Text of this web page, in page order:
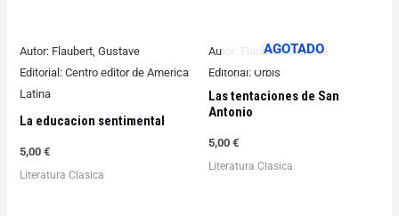
Autor: Flaubert, Gustave
Editorial: Centro editor de America
Latina
La educacion sentimental
5,00€
Literatura Clasica
AGOTADO
Autor:
Flaubert, Gustave
Editorial: Orbis
Las tentaciones de San
Antonio
5,00 €
Literatura Clasica